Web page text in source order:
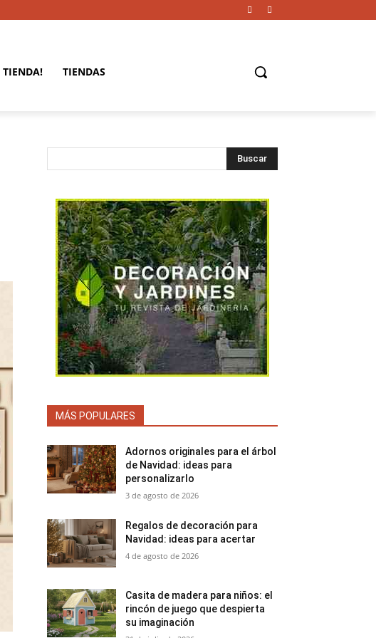
TIENDA! TIENDAS
Buscar
MÁS POPULARES
Adornos originales para el árbol
de Navidad: ideas para
personalizarlo
3 de agosto de 2026
Regalos de decoración para
Navidad: ideas para acertar
4 de agosto de 2026
Casita de madera para niños: el
rincón de juego que despierta
su imaginación